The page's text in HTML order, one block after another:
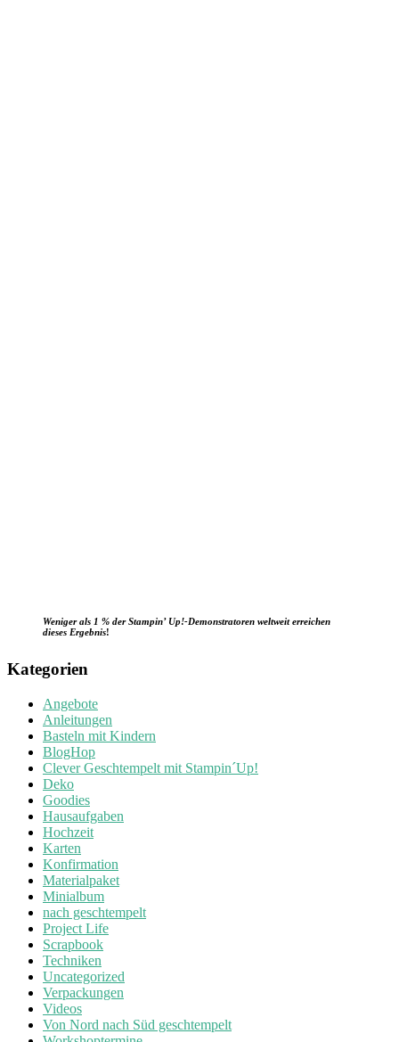
Weniger als 1 % der Stampin’ Up!-Demonstratoren weltweit erreichen
dieses Ergebnis!
Kategorien
Angebote
Anleitungen
Basteln mit Kindern
BlogHop
Clever Geschtempelt mit Stampin´Up!
Deko
Goodies
Hausaufgaben
Hochzeit
Karten
Konfirmation
Materialpaket
Minialbum
nach geschtempelt
Project Life
Scrapbook
Techniken
Uncategorized
Verpackungen
Videos
Von Nord nach Süd geschtempelt